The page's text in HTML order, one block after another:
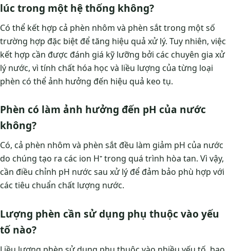
lúc trong một hệ thống không?
Có thể kết hợp cả phèn nhôm và phèn sắt trong một số
trường hợp đặc biệt để tăng hiệu quả xử lý. Tuy nhiên, việc
kết hợp cần được đánh giá kỹ lưỡng bởi các chuyên gia xử
lý nước, vì tính chất hóa học và liều lượng của từng loại
phèn có thể ảnh hưởng đến hiệu quả keo tụ.
Phèn có làm ảnh hưởng đến pH của nước
không?
Có, cả phèn nhôm và phèn sắt đều làm giảm pH của nước
do chúng tạo ra các ion H⁺ trong quá trình hòa tan. Vì vậy,
cần điều chỉnh pH nước sau xử lý để đảm bảo phù hợp với
các tiêu chuẩn chất lượng nước.
Lượng phèn cần sử dụng phụ thuộc vào yếu
tố nào?